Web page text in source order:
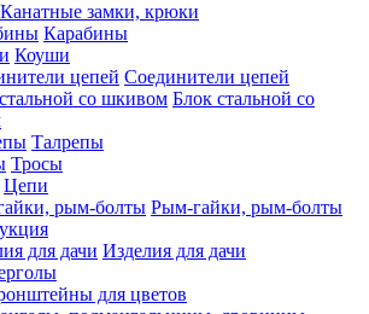
Канатные замки, крюки
Карабины
Коуши
Соединители цепей
Блок стальной со
Талрепы
Тросы
Цепи
Рым-гайки, рым-болты
Изделия для дачи
для цветов